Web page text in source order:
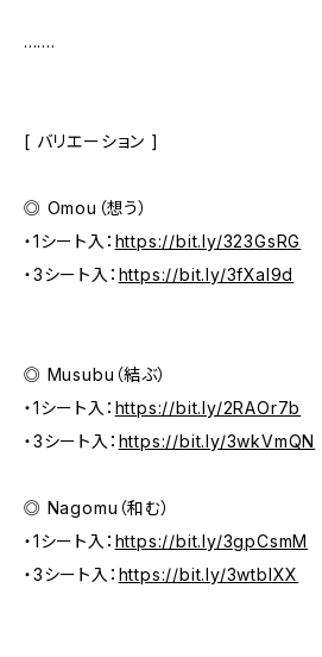
.......
[ バリエーション ]
◎ Omou（想う）
・1シート入： https://bit.ly/323GsRG
・3シート入： https://bit.ly/3fXaI9d
◎ Musubu（結ぶ）
・1シート入： https://bit.ly/2RAOr7b
・3シート入： https://bit.ly/3wkVmQN
◎ Nagomu（和む）
・1シート入： https://bit.ly/3gpCsmM
・3シート入： https://bit.ly/3wtbIXX